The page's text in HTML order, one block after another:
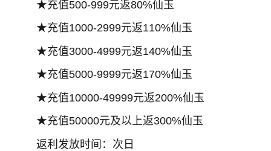
★充值500-999元返80%仙玉
★充值1000-2999元返110%仙玉
★充值3000-4999元返140%仙玉
★充值5000-9999元返170%仙玉
★充值10000-49999元返200%仙玉
★充值50000元及以上返300%仙玉
返利发放时间：次日